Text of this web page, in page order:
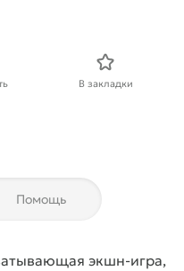
В закладки
Помощь
экшн-игра,